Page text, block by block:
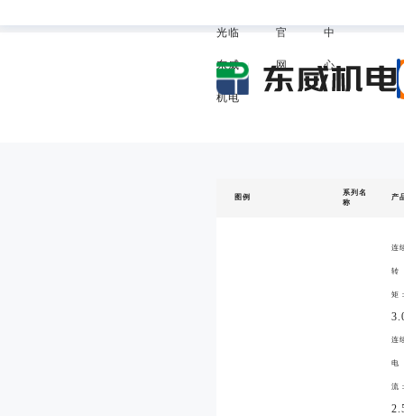
光临
东威
机电
官
网
中
心
图例
系列名
称
产
连
转
矩
连
电
流